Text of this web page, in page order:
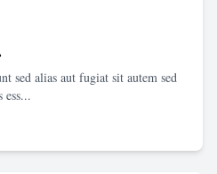
sed alias aut fugiat sit autem sed
ess...